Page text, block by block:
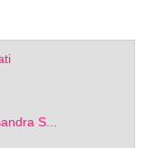
S...